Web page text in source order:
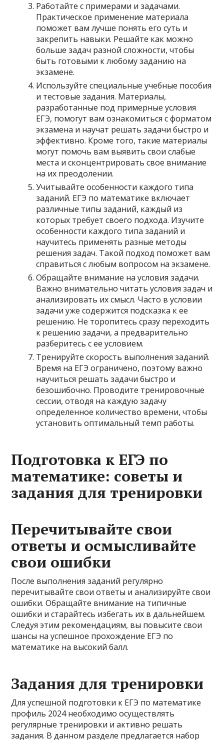
Работайте с примерами и задачами.
Практическое применение материала
поможет вам лучше понять его суть и
закрепить навыки. Решайте как можно
больше задач разной сложности, чтобы
быть готовыми к любому заданию на
экзамене.
Используйте специальные учебные пособия
и тестовые задания. Материалы,
разработанные под примерные условия
ЕГЭ, помогут вам ознакомиться с форматом
экзамена и научат решать задачи быстро и
эффективно. Кроме того, такие материалы
могут помочь вам выявить свои слабые
места и сконцентрировать свое внимание
на их преодолении.
Учитывайте особенности каждого типа
заданий. ЕГЭ по математике включает
различные типы заданий, каждый из
которых требует своего подхода. Изучите
особенности каждого типа заданий и
научитесь применять разные методы
решения задач. Такой подход поможет вам
справиться с любым вопросом на экзамене.
Обращайте внимание на условия задачи.
Важно внимательно читать условия задач и
анализировать их смысл. Часто в условии
задачи уже содержится подсказка к ее
решению. Не торопитесь сразу переходить
к решению задачи, а предварительно
разберитесь с ее условием.
Тренируйте скорость выполнения заданий.
Время на ЕГЭ ограничено, поэтому важно
научиться решать задачи быстро и
безошибочно. Проводите тренировочные
сессии, отводя на каждую задачу
определенное количество времени, чтобы
установить оптимальный темп работы.
Подготовка к ЕГЭ по
математике: советы и
задания для тренировки
Перечитывайте свои
ответы и осмысливайте
свои ошибки
После выполнения заданий регулярно
перечитывайте свои ответы и анализируйте свои
ошибки. Обращайте внимание на типичные
ошибки и старайтесь избегать их в дальнейшем.
Следуя этим рекомендациям, вы повысите свои
шансы на успешное прохождение ЕГЭ по
математике на высокий балл.
Задания для тренировки
Для успешной подготовки к ЕГЭ по математике
профиль 2024 необходимо осуществлять
регулярные тренировки и активно решать
задания. В данном разделе предлагается набор